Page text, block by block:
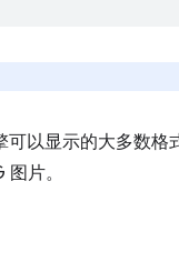
以显示的大多数格
片。